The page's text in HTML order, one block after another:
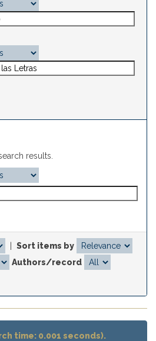
results.
Sort items by
Authors/record
time: 0.001 seconds).